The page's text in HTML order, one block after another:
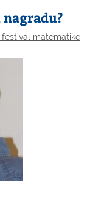
festival matematike